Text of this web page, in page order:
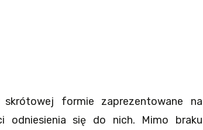
formie zaprezentowane na
odniesienia się do nich. Mimo braku